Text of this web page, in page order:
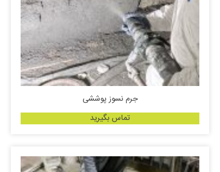
جرم نسوز پوششی
تماس بگیرید